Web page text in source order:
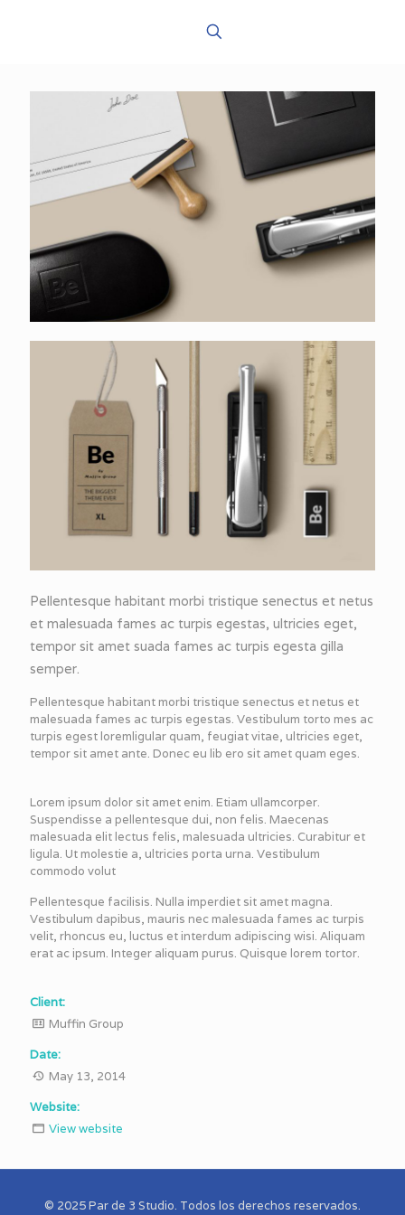
Pellentesque habitant morbi tristique senectus et netus
et malesuada fames ac turpis egestas, ultricies eget,
tempor sit amet suada fames ac turpis egesta gilla
semper.
Pellentesque habitant morbi tristique senectus et netus et
malesuada fames ac turpis egestas. Vestibulum torto mes ac
turpis egest loremligular quam, feugiat vitae, ultricies eget,
tempor sit amet ante. Donec eu lib ero sit amet quam eges.
Lorem ipsum dolor sit amet enim. Etiam ullamcorper.
Suspendisse a pellentesque dui, non felis. Maecenas
malesuada elit lectus felis, malesuada ultricies. Curabitur et
ligula. Ut molestie a, ultricies porta urna. Vestibulum
commodo volut
Pellentesque facilisis. Nulla imperdiet sit amet magna.
Vestibulum dapibus, mauris nec malesuada fames ac turpis
velit, rhoncus eu, luctus et interdum adipiscing wisi. Aliquam
erat ac ipsum. Integer aliquam purus. Quisque lorem tortor.
Client:
Muffin Group
Date:
May 13, 2014
Website:
View website
© 2025 Par de 3 Studio. Todos los derechos reservados.